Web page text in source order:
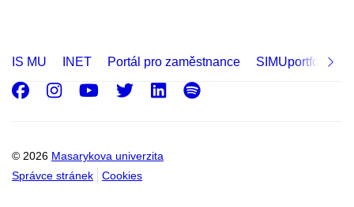
IS MU INET Portál pro zaměstnance SIMUportfolio
© 2026 Masarykova univerzita
Správce stránek
Cookies
Facebook
Instagram
Youtube
Twitter
LinkedIn
Spotify